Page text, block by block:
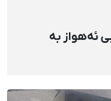
ئەهواز بە